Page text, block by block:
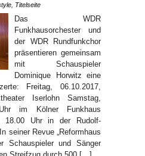
Titelseite
Das WDR
Funkhausorchester und
der WDR Rundfunkchor
präsentieren gemeinsam
mit Schauspieler
Dominique Horwitz eine
Freitag, 06.10.2017,
Iserlohn Samstag,
im Kölner Funkhaus
18.00 Uhr in der Rudolf-
seiner Revue „Reformhaus
Schauspieler und Sänger